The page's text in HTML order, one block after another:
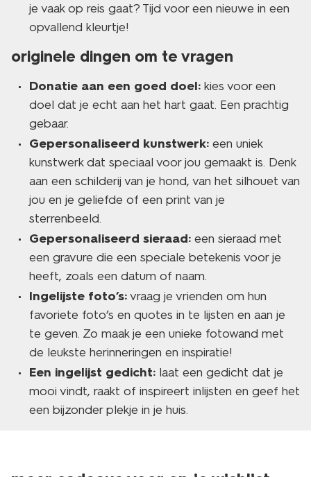
je vaak op reis gaat? Tijd voor een nieuwe in een
opvallend kleurtje!
originele dingen om te vragen
Donatie aan een goed doel: kies voor een
doel dat je echt aan het hart gaat. Een prachtig
gebaar.
Gepersonaliseerd kunstwerk: een uniek
kunstwerk dat speciaal voor jou gemaakt is. Denk
aan een schilderij van je hond, van het silhouet van
jou en je geliefde of een print van je
sterrenbeeld.
Gepersonaliseerd sieraad: een sieraad met
een gravure die een speciale betekenis voor je
heeft, zoals een datum of naam.
Ingelijste foto’s:vraag je vrienden om hun
favoriete foto’s en quotes in te lijsten en aan je
te geven. Zo maak je een unieke fotowand met
de leukste herinneringen en inspiratie!
Een ingelijst gedicht: laat een gedicht dat je
mooi vindt, raakt of inspireert inlijsten en geef het
een bijzonder plekje in je huis.